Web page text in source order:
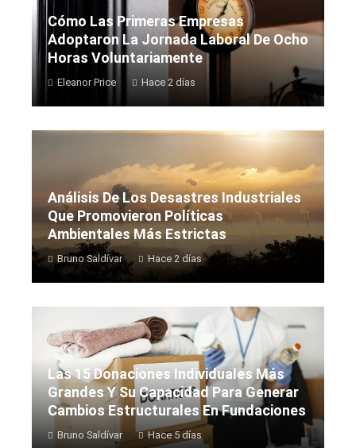
Cómo Las Primeras Empresas
Adoptaron La Jornada Laboral De Ocho
Horas Voluntariamente
Eleanor Price Hace 2 días
Análisis De Los Desastres Industriales
Que Promovieron Políticas
Ambientales Más Estrictas
Bruno Saldívar Hace 2 días
Las 15 Donaciones Individuales Más
Grandes Y Su Capacidad Para Generar
Cambios Estructurales En Fundaciones
Bruno Saldívar Hace 5 días